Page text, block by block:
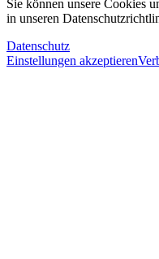
Sie können unsere Cookies
in unseren
Datenschutz
Einstellungen akzeptieren